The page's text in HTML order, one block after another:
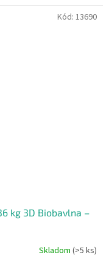
kg 3D Biobavlna –
Skladom (>5 ks)
Kód: 13690